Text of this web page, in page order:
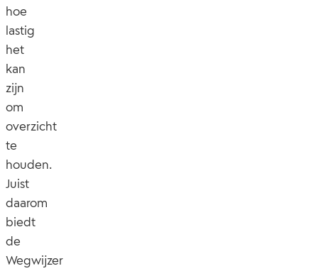
hoe
lastig
het
kan
zijn
om
overzicht
te
houden.
Juist
daarom
biedt
de
Wegwijzer